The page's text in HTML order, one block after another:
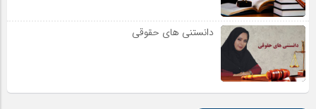
دانستنی های حقوقی